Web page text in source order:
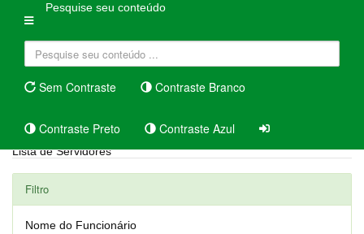
Pesquise seu conteúdo
Sem Contraste Contraste Branco
Contraste Preto Contraste Azul
Lista de Servidores
Filtro
Nome do Funcionário